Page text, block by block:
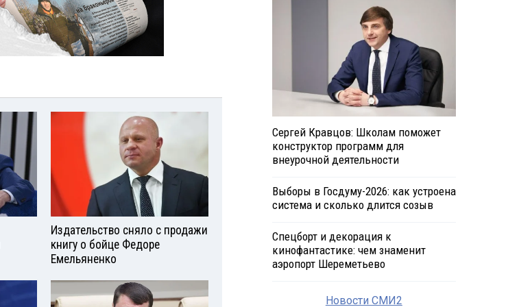
Издательство сняло с продажи
книгу о бойце Федоре
Емельяненко
Сергей Кравцов: Школам поможет
конструктор программ для
внеурочной деятельности
Выборы в Госдуму-2026: как устроена
система и сколько длится созыв
Спецборт и декорация к
кинофантастике: чем знаменит
аэропорт Шереметьево
Новости СМИ2